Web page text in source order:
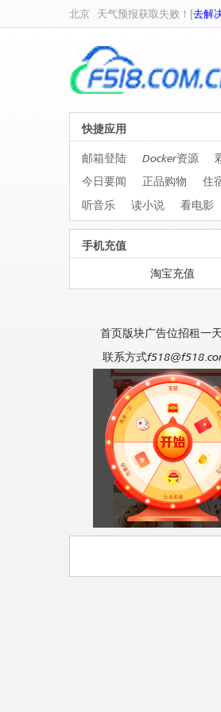
北京 天气预报获取失败！[去解
快捷应用
邮箱登陆 Docker资源
今日要闻
正品购物
住
听音乐
读小说 看电影
手机充值
淘宝充值
首页版块广告位招租一
联系方式